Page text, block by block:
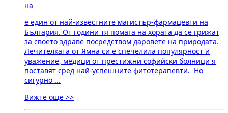
на
е един от най-известните магистър-фармацевти на
България. От години тя помага на хората да се грижат
за своето здраве посредством даровете на природата.
Лечителката от Ямна си е спечелила популярност и
уважение, медици от престижни софийски болници я
поставят сред най-успешните фитотерапевти. Но
сигурно ...
Вижте още >>